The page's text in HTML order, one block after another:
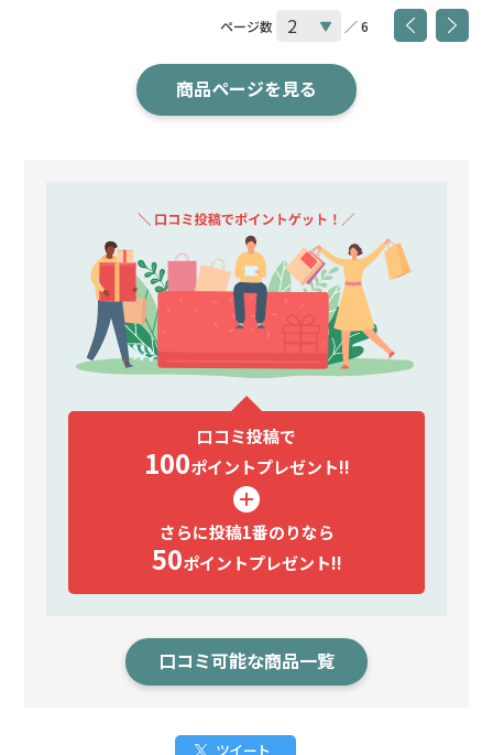
ページ数 ／ 6
商品ページを見る
口コミ投稿で
100ポイントプレゼント!!
さらに投稿1番のりなら
50ポイントプレゼント!!
口コミ可能な商品一覧
ツイート